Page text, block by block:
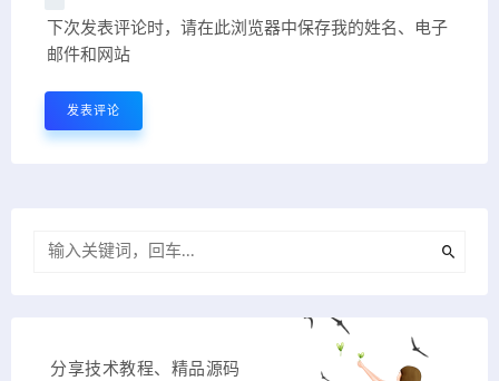
下次发表评论时，请在此浏览器中保存我的姓名、电子
邮件和网站
分享技术教程、精品源码